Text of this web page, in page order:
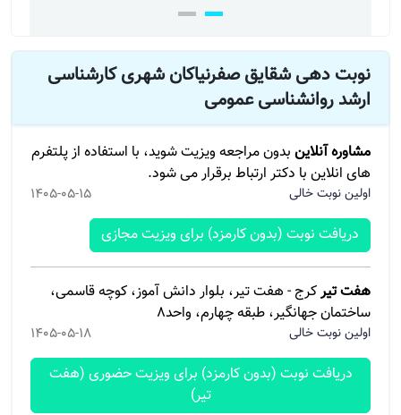
نوبت دهی شقایق صفرنیاکان شهری کارشناسی
ارشد روانشناسی عمومی
مشاوره آنلاین بدون مراجعه ویزیت شوید، با استفاده از پلتفرم
های انلاین با دکتر ارتباط برقرار می شود.
اولین نوبت خالی 1405-05-15
دریافت نوبت (بدون کارمزد) برای ویزیت مجازی
هفت تیرکرج - هفت تیر، بلوار دانش آموز، کوچه قاسمی،
ساختمان جهانگیر، طبقه چهارم، واحد۸
اولین نوبت خالی 1405-05-18
دریافت نوبت (بدون کارمزد) برای ویزیت حضوری (هفت
تیر)